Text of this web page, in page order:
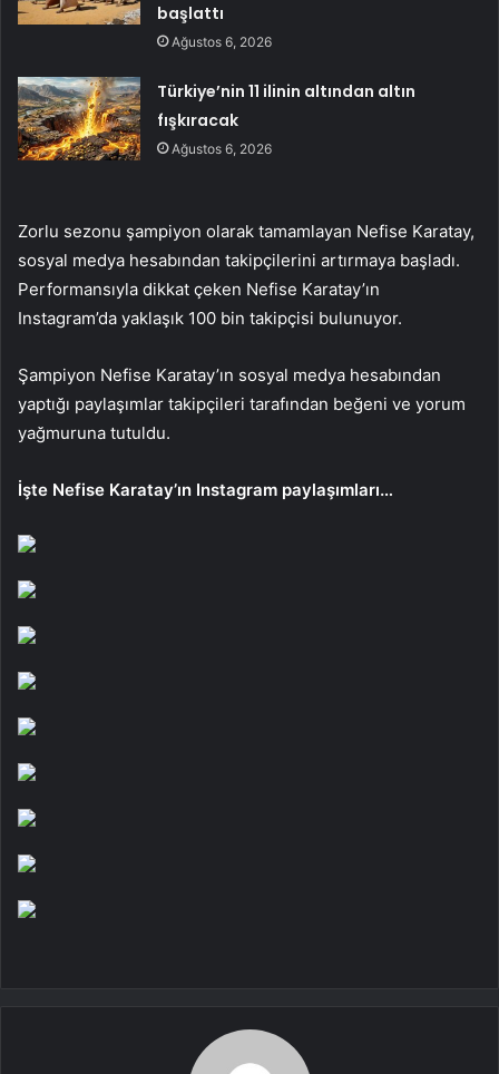
başlattı
Ağustos 6, 2026
Türkiye’nin 11 ilinin altından altın
fışkıracak
Ağustos 6, 2026
Zorlu sezonu şampiyon olarak tamamlayan Nefise Karatay,
sosyal medya hesabından takipçilerini artırmaya başladı.
Performansıyla dikkat çeken Nefise Karatay’ın
Instagram’da yaklaşık 100 bin takipçisi bulunuyor.
Şampiyon Nefise Karatay’ın sosyal medya hesabından
yaptığı paylaşımlar takipçileri tarafından beğeni ve yorum
yağmuruna tutuldu.
İşte Nefise Karatay’ın Instagram paylaşımları…